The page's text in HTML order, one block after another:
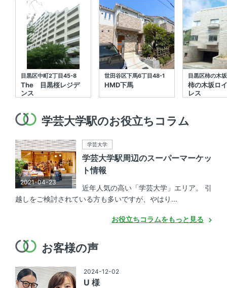
目黒区中町2丁目45-8
The 目黒桜レジデ
ンス
世田谷区下馬6丁目48-1
HMD下馬
目黒区柿の木
柿の木坂ロ
レス
学芸大学駅のお役立ちコラム
2021-04-23
学芸大学
学芸大学駅周辺のスーパーマーケッ
ト情報
近年人気の高い「学芸大学」エリア。 引
越しをご検討されている方も多いですが、やはり...
お役立ちコラムをもっと見る
お客様の声
2024-12-02
U 様